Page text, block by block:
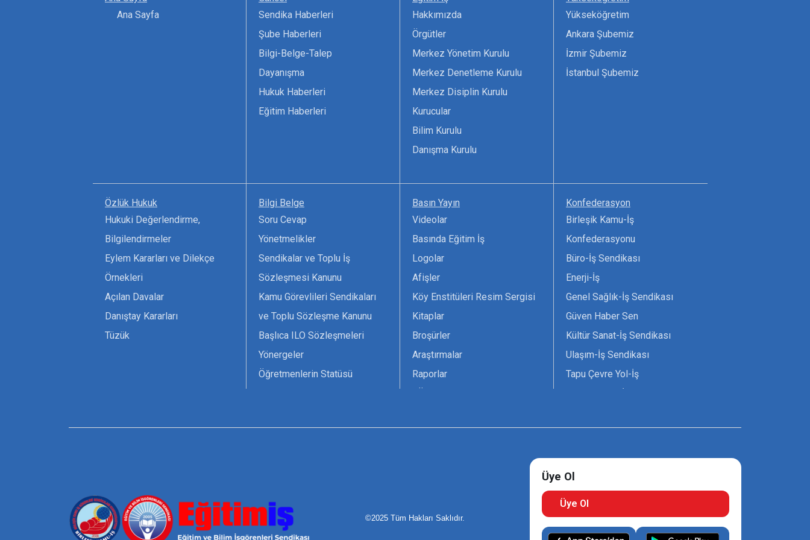
Ana Sayfa
Sendika Haberleri
Şube Haberleri
Bilgi-Belge-Talep
Dayanışma
Hukuk Haberleri
Eğitim Haberleri
Hakkımızda
Örgütler
Merkez Yönetim Kurulu
Merkez Denetleme Kurulu
Merkez Disiplin Kurulu
Kurucular
Bilim Kurulu
Danışma Kurulu
Yükseköğretim
Ankara Şubemiz
İzmir Şubemiz
İstanbul Şubemiz
Özlük Hukuk
Hukuki Değerlendirme,
Bilgilendirmeler
Eylem Kararları ve Dilekçe
Örnekleri
Açılan Davalar
Danıştay Kararları
Tüzük
Bilgi Belge
Soru Cevap
Yönetmelikler
Sendikalar ve Toplu İş
Sözleşmesi Kanunu
Kamu Görevlileri Sendikaları
ve Toplu Sözleşme Kanunu
Başlıca ILO Sözleşmeleri
Yönergeler
Öğretmenlerin Statüsü
Seçim Formları
Basın Yayın
Videolar
Basında Eğitim İş
Logolar
Afişler
Köy Enstitüleri Resim Sergisi
Kitaplar
Broşürler
Araştırmalar
Raporlar
Pankartlar
Konfederasyon
Birleşik Kamu-İş
Konfederasyonu
Büro-İş Sendikası
Enerji-İş
Genel Sağlık-İş Sendikası
Güven Haber Sen
Kültür Sanat-İş Sendikası
Ulaşım-İş Sendikası
Tapu Çevre Yol-İş
Uzman Diyanet - Sen
©2025 Tüm Hakları Saklıdır.
Üye Ol
Üye Ol